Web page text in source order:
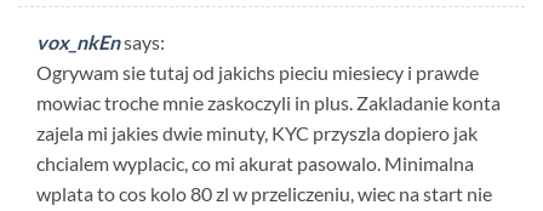
vox_nkEnsays:
Ogrywam sie tutaj od jakichs pieciu miesiecy i prawde
mowiac troche mnie zaskoczyli in plus. Zakladanie konta
zajela mi jakies dwie minuty, KYC przyszla dopiero jak
chcialem wyplacic, co mi akurat pasowalo. Minimalna
wplata to cos kolo 80 zl w przeliczeniu, wiec na start nie